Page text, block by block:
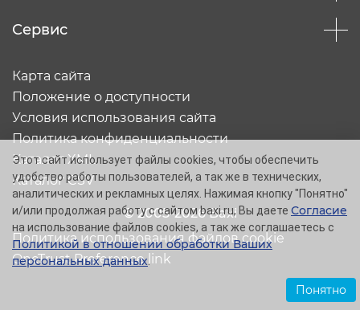
Сервис
© 2005-2026 Baxi
Карта сайта
Положение о доступности
Условия использования сайта
Политика конфиденциальности
Каталог XML
Каталог CSV
Политика использования файлов cookie
OneTrust Preference link
Этот сайт использует файлы cookies, чтобы обеспечить
удобство работы пользователей, а так же в технических,
аналитических и рекламных целях. Нажимая кнопку "Понятно"
и/или продолжая работу с сайтом baxi.ru, Вы даете Согласие
на использование файлов cookies, а так же соглашаетесь с
Политикой в отношении обработки Ваших
персональных данных.
Понятно